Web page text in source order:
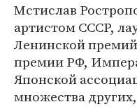
Мстислав
артистом СССР,
Ленинской
премии РФ,
Японской
множества